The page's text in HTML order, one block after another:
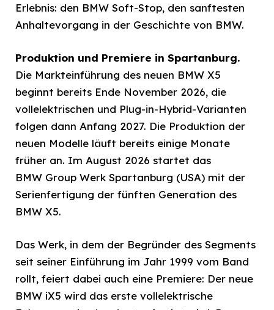
Erlebnis: den BMW Soft-Stop, den sanftesten
Anhaltevorgang in der Geschichte von BMW.
Produktion und Premiere in Spartanburg.
Die Markteinführung des neuen BMW X5
beginnt bereits Ende November 2026, die
vollelektrischen und Plug-in-Hybrid-Varianten
folgen dann Anfang 2027. Die Produktion der
neuen Modelle läuft bereits einige Monate
früher an. Im August 2026 startet das
BMW Group Werk Spartanburg (USA) mit der
Serienfertigung der fünften Generation des
BMW X5.
Das Werk, in dem der Begründer des Segments
seit seiner Einführung im Jahr 1999 vom Band
rollt, feiert dabei auch eine Premiere: Der neue
BMW iX5 wird das erste vollelektrische